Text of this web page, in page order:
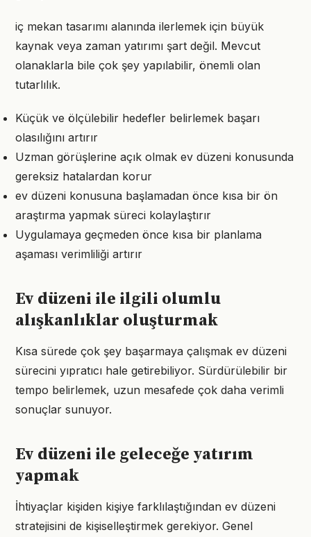
iç mekan tasarımı alanında ilerlemek için büyük
kaynak veya zaman yatırımı şart değil. Mevcut
olanaklarla bile çok şey yapılabilir, önemli olan
tutarlılık.
Küçük ve ölçülebilir hedefler belirlemek başarı
olasılığını artırır
Uzman görüşlerine açık olmak ev düzeni konusunda
gereksiz hatalardan korur
ev düzeni konusuna başlamadan önce kısa bir ön
araştırma yapmak süreci kolaylaştırır
Uygulamaya geçmeden önce kısa bir planlama
aşaması verimliliği artırır
Ev düzeni ile ilgili olumlu
alışkanlıklar oluşturmak
Kısa sürede çok şey başarmaya çalışmak ev düzeni
sürecini yıpratıcı hale getirebiliyor. Sürdürülebilir bir
tempo belirlemek, uzun mesafede çok daha verimli
sonuçlar sunuyor.
Ev düzeni ile geleceğe yatırım
yapmak
İhtiyaçlar kişiden kişiye farklılaştığından ev düzeni
stratejisini de kişiselleştirmek gerekiyor. Genel